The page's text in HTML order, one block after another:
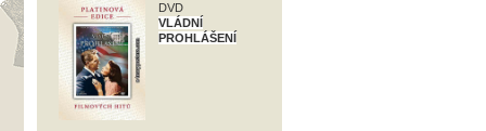
DVD
VLÁDNÍ
PROHLÁŠENÍ